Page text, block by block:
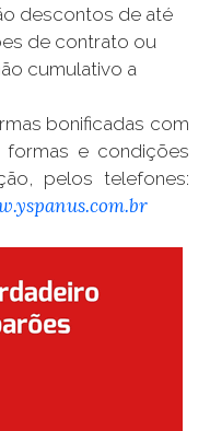
descontos de até
de contrato ou
cumulativo a
bonificadas com
e condições
pelos telefones: